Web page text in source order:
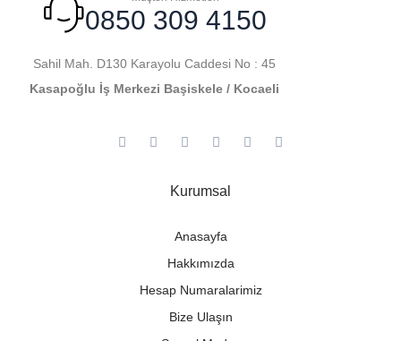
0850 309 4150
Sahil Mah. D130 Karayolu Caddesi No : 45
Kasapoğlu İş Merkezi Başiskele / Kocaeli
Kurumsal
Anasayfa
Hakkımızda
Hesap Numaralarimiz
Bize Ulaşın